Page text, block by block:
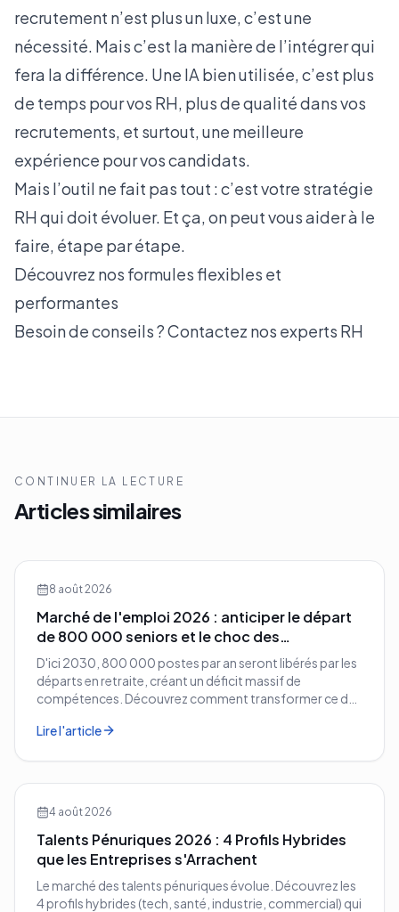
recrutement n’est plus un luxe, c’est une
nécessité. Mais c’est la manière de l’intégrer qui
fera la différence. Une IA bien utilisée, c’est plus
de temps pour vos RH, plus de qualité dans vos
recrutements, et surtout, une meilleure
expérience pour vos candidats.
Mais l’outil ne fait pas tout : c’est votre stratégie
RH qui doit évoluer. Et ça, on peut vous aider à le
faire, étape par étape.
Découvrez nos formules flexibles et
performantes
Besoin de conseils ? Contactez nos experts RH
CONTINUER LA LECTURE
Articles similaires
8 août 2026
Marché de l'emploi 2026 : anticiper le départ
de 800 000 seniors et le choc des
compétences
D'ici 2030, 800 000 postes par an seront libérés par les
départs en retraite, créant un déficit massif de
compétences. Découvrez comment transformer ce défi
entreprise.
Lire l'article
4 août 2026
Talents Pénuriques 2026 : 4 Profils Hybrides
que les Entreprises s'Arrachent
Le marché des talents pénuriques évolue. Découvrez les
4 profils hybrides (tech, santé, industrie, commercial) qui